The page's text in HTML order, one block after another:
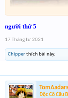
người thứ 5
17 Tháng tư 2021
Chipperthích bài này.
Độc Cô Cầu